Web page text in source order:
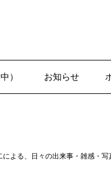
） お知らせ
よる、日々の出来事・雑感・写